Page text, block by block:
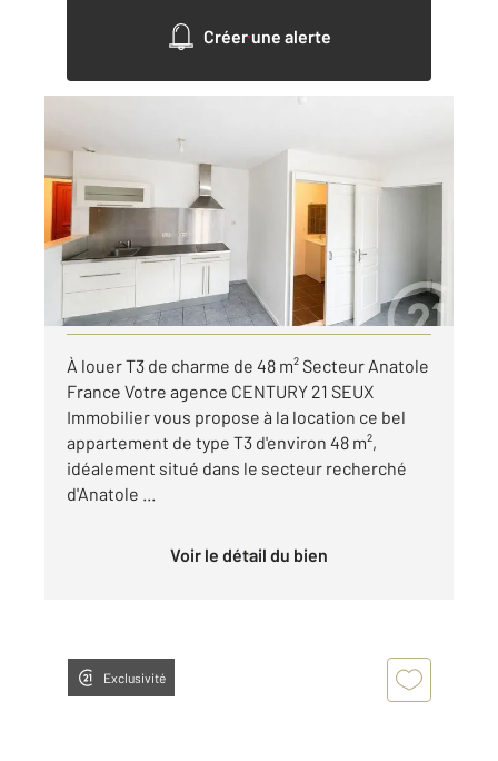
Créer une alerte
48,80 m
, 3 pièces
Appartement F3 à louer
590 €
par mois charges comprises
Visiter le site dédié
À louer T3 de charme de 48 m² Secteur Anatole
France Votre agence CENTURY 21 SEUX
Immobilier vous propose à la location ce bel
appartement de type T3 d'environ 48 m²,
idéalement situé dans le secteur recherché
d'Anatole ...
Voir le détail du bien
Exclusivité